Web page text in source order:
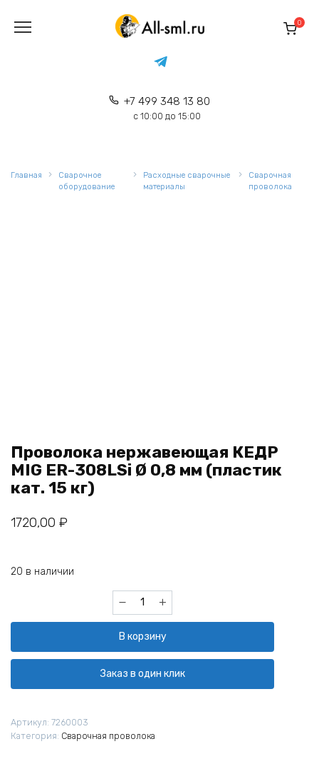
содержанию
+7 499 348 13 80
с 10:00 до 15:00
0
Главная
Сварочное
оборудование
Расходные сварочные
материалы
Сварочная
проволока
Проволока нержавеющая КЕДР
MIG ER-308LSi Ø 0,8 мм (пластик
кат. 15 кг)
1720,00 ₽
20 в наличии
Количество
товара
нержавеющая
КЕДР
MIG
ER-
0,8
В корзину
Заказ в один клик
Артикул: 7260003
Категория: Сварочная проволока